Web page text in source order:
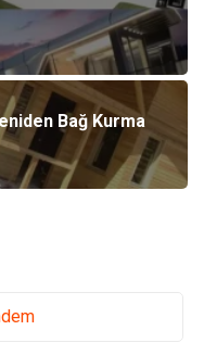
Bağ Kurma